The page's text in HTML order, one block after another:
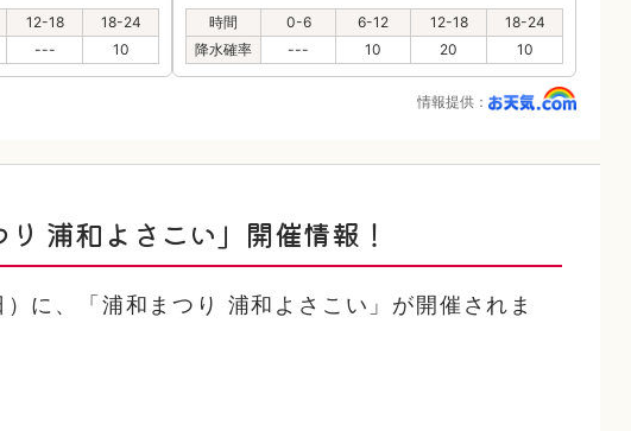
12-18
18-24
--- 10
時間 0-6 6-12 12-18
18-24
降水確率
--- 10 20 10
情報提供：
浦和よさこい」開催情報！
に、「浦和まつり 浦和よさこい」が開催されま